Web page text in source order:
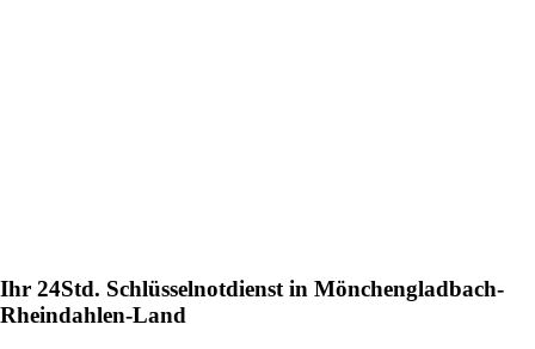
Ihr 24Std. Schlüsselnotdienst in Mönchengladbach-
Rheindahlen-Land